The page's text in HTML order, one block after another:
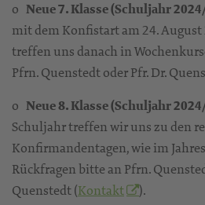
o Neue 7. Klasse (Schuljahr
mit dem Konfistart am 24.
treffen uns danach in
Pfrn. Quenstedt oder Pfr. Dr.
o Neue 8. Klasse (Schuljahr
Schuljahr treffen wir uns zu den
Konfirmandentagen, wie im
Rückfragen bitte an Pfrn.
Quenstedt (Kontakt ).